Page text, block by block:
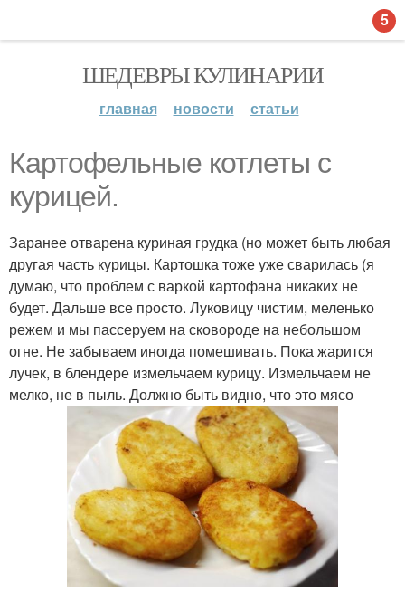
ШЕДЕВРЫ КУЛИНАРИИ
главная новости статьи
Картофельные котлеты с
курицей.
Заранее отварена куриная грудка (но может быть любая
другая часть курицы. Картошка тоже уже сварилась (я
думаю, что проблем с варкой картофана никаких не
будет. Дальше все просто. Луковицу чистим, меленько
режем и мы пассеруем на сковороде на небольшом
огне. Не забываем иногда помешивать. Пока жарится
лучек, в блендере измельчаем курицу. Измельчаем не
мелко, не в пыль. Должно быть видно, что это мясо
5